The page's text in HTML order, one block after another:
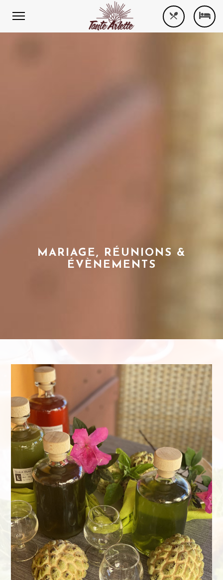
MARIAGE, RÉUNIONS &
ÉVÈNEMENTS